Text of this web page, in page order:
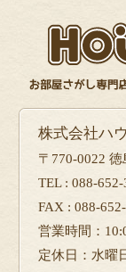
株式会社ハ
〒770-0022
TEL : 088-652-
FAX : 088-
営業時間：
定休日：水曜